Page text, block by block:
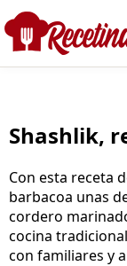
Shashlik,
Con esta receta
barbacoa unas
cordero
cocina
con familiares y